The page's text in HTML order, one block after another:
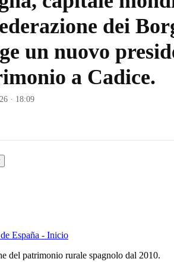
dei
un nuovo
a Cadice.
· 18:09
España - Inicio
del patrimonio rurale spagnolo dal 2010.